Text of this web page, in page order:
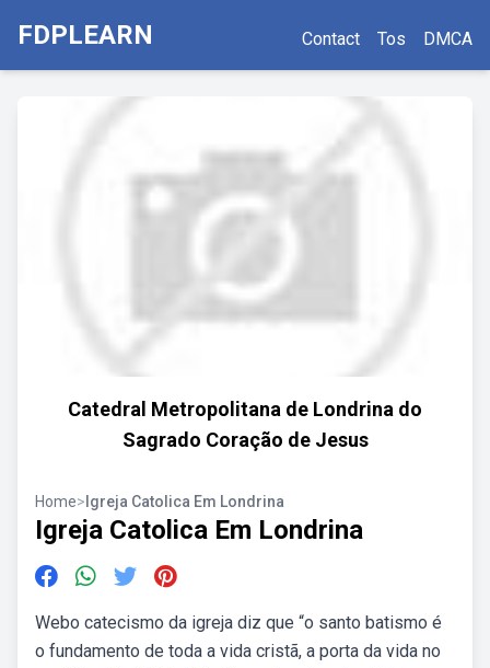
FDPLEARN Contact Tos DMCA
Catedral Metropolitana de Londrina do
Sagrado Coração de Jesus
Home> Igreja Catolica Em Londrina
Igreja Catolica Em Londrina
Webo catecismo da igreja diz que “o santo batismo é
o fundamento de toda a vida cristã, a porta da vida no